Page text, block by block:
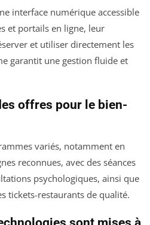
interface numérique accessible
et portails en ligne, leur
et utiliser directement les
garantit une gestion fluide et
offres pour le bien-
variés, notamment en
reconnues, avec des séances
psychologiques, ainsi que
tickets-restaurants de qualité.